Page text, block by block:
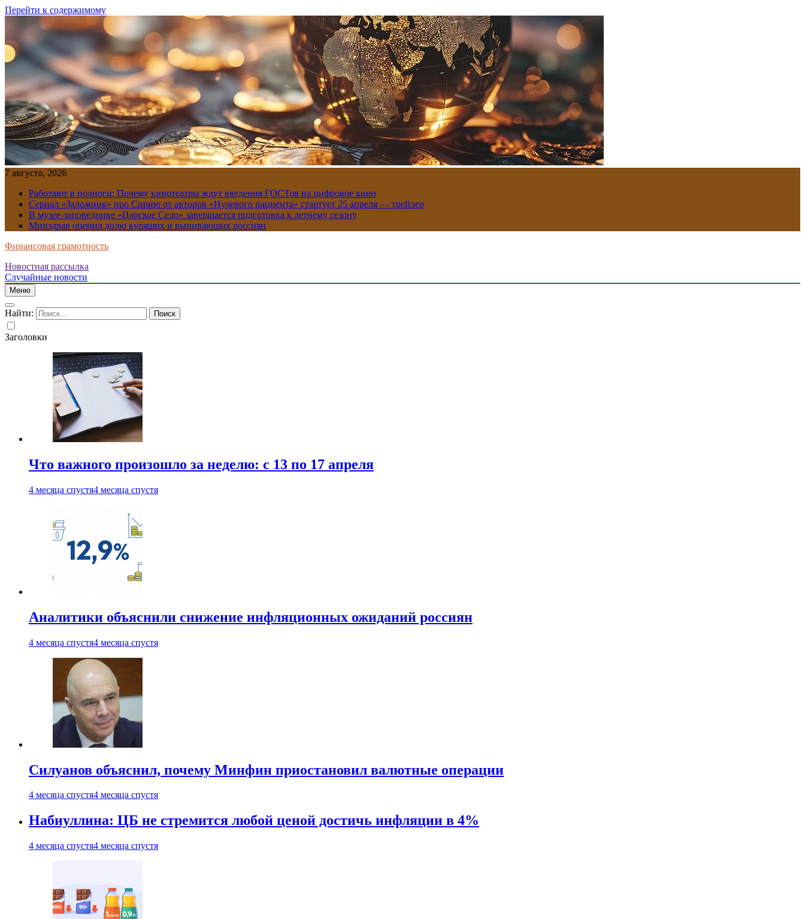
Перейти к содержимому
7 августа, 2026
Работают в полноги: Почему кинотеатры ждут введения ГОСТов на цифровое кино
Сериал «Заложник» про Сирию от авторов «Нулевого пациента» стартует 25 апреля — трейлер
В музее-заповеднике «Царское Село» завершается подготовка к летнему сезону
Минздрав оценил долю курящих и выпивающих россиян
Финансовая грамотность
Новостная рассылка
Случайные новости
Меню
Найти:
Заголовки
Что важного произошло за неделю: с 13 по 17 апреля
4 месяца спустя4 месяца спустя
Аналитики объяснили снижение инфляционных ожиданий россиян
4 месяца спустя4 месяца спустя
Силуанов объяснил, почему Минфин приостановил валютные операции
4 месяца спустя4 месяца спустя
Набиуллина: ЦБ не стремится любой ценой достичь инфляции в 4%
4 месяца спустя4 месяца спустя